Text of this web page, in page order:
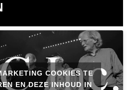
COOKIES TE
EN DEZE INHOUD IN